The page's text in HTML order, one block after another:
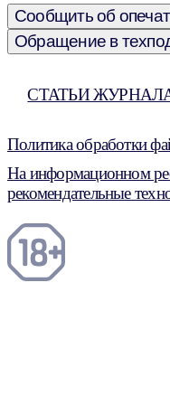
Сообщить об
Обращение в
СТАТЬИ
Политика обработки
На информационном
рекомендательные